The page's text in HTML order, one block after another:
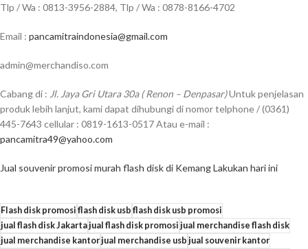
Tlp / Wa : 0813-3956-2884, Tlp / Wa : 0878-8166-4702
Email : pancamitraindonesia@gmail.com
admin@merchandiso.com
Cabang di : Jl. Jaya Gri Utara 30a ( Renon – Denpasar)Untuk penjelasan
produk lebih lanjut, kami dapat dihubungi di nomor telphone / (0361)
445-7643 cellular : 0819-1613-0517 Atau e-mail :
pancamitra49@yahoo.com
Jual souvenir promosi murah flash disk di Kemang Lakukan hari ini
Flash disk promosi flash disk usb flash disk usb promosi
jual flash disk Jakartajual flash disk promosi jual merchandise flash disk
jual merchandise kantorjual merchandise usb jual souvenir kantor